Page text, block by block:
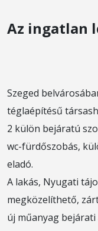
Az ingatlan
Szeged
téglaépítésű
2 külön bejáratú
wc-fürdőszobás,
eladó.
A lakás, Nyugati
megközelíthető,
új műanyag